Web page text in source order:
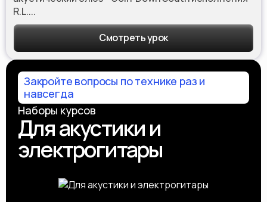
R.L....
Смотреть урок
Закройте вопросы по технике раз и
навсегда
Наборы курсов
Для акустики и
электрогитары